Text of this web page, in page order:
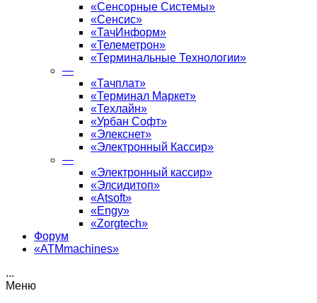
«Сенсорные Системы»
«Сенсис»
«ТачИнформ»
«Телеметрон»
«Терминальные Технологии»
—
«Тачплат»
«Терминал Маркет»
«Техлайн»
«Урбан Софт»
«Элекснет»
«Электронный Кассир»
—
«Электронный кассир»
«Элсидитоп»
«Atsoft»
«Engy»
«Zorgtech»
Форум
«ATMmachines»
...
Меню